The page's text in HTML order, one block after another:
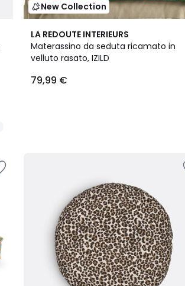
New Collection
LA REDOUTE INTERIEURS
Materassino da seduta ricamato in
velluto rasato, IZILD
79,99 €